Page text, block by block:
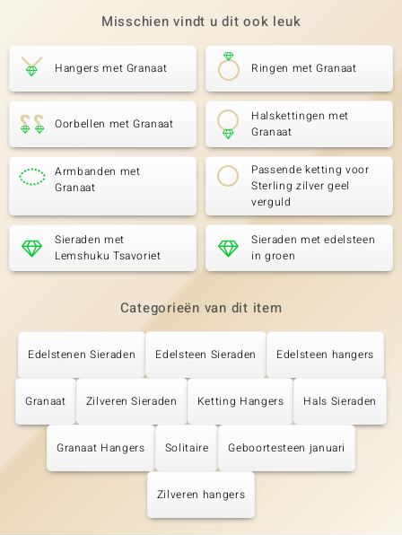
Misschien vindt u dit ook leuk
Hangers met Granaat Ringen met Granaat
Oorbellen met Granaat
Halskettingen met
Granaat
Armbanden met
Granaat
Passende ketting voor
Sterling zilver geel
verguld
Sieraden met
Lemshuku Tsavoriet
Sieraden met edelsteen
in groen
Categorieën van dit item
Edelstenen Sieraden Edelsteen Sieraden Edelsteen hangers
Granaat Zilveren Sieraden Ketting Hangers Hals Sieraden
Granaat Hangers Solitaire Geboortesteen januari
Zilveren hangers